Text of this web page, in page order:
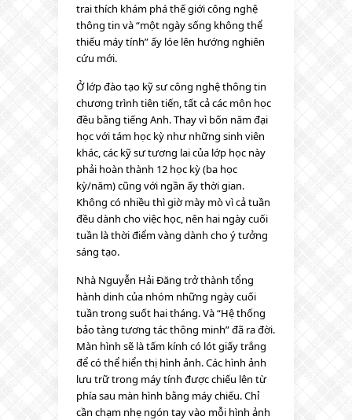
trai thích khám phá thế giới công nghệ
thông tin và “một ngày sống không thể
thiếu máy tính” ấy lóe lên hướng nghiên
cứu mới.
Ở lớp đào tạo kỹ sư công nghệ thông tin
chương trình tiên tiến, tất cả các môn học
đều bằng tiếng Anh. Thay vì bốn năm đại
học với tám học kỳ như những sinh viên
khác, các kỹ sư tương lai của lớp học này
phải hoàn thành 12 học kỳ (ba học
kỳ/năm) cũng với ngần ấy thời gian.
Không có nhiều thì giờ mày mò vì cả tuần
đều dành cho việc học, nên hai ngày cuối
tuần là thời điểm vàng dành cho ý tưởng
sáng tạo.
Nhà Nguyễn Hải Đăng trở thành tổng
hành dinh của nhóm những ngày cuối
tuần trong suốt hai tháng. Và “Hệ thống
bảo tàng tương tác thông minh” đã ra đời.
Màn hình sẽ là tấm kính có lót giấy trắng
để có thể hiển thị hình ảnh. Các hình ảnh
lưu trữ trong máy tính được chiếu lên từ
phía sau màn hình bằng máy chiếu. Chỉ
cần chạm nhẹ ngón tay vào mỗi hình ảnh